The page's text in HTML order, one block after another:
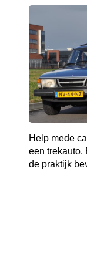
Help mede
een trekauto.
de praktijk